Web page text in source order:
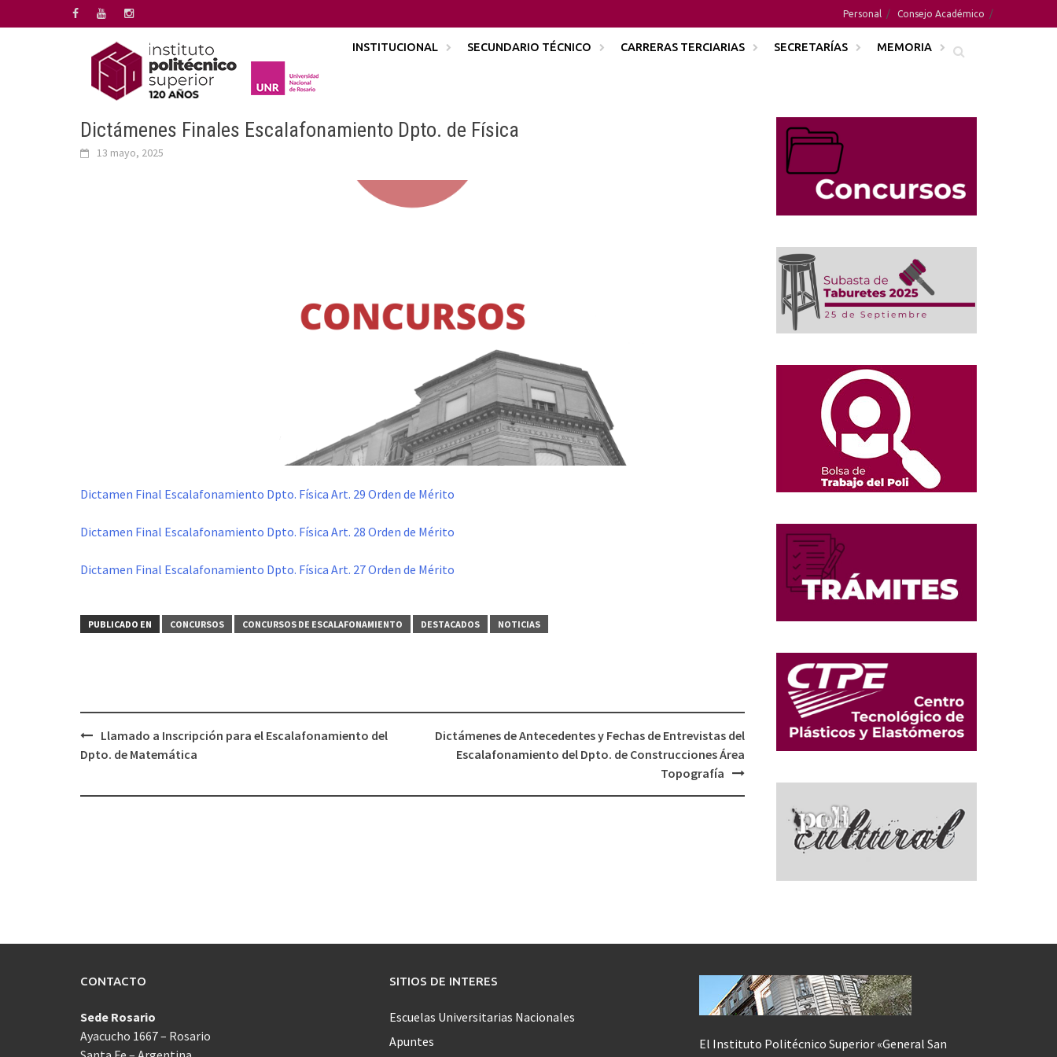
al
Personal Consejo Académico
INSTITUCIONAL SECUNDARIO TÉCNICO CARRERAS TERCIARIAS SECRETARÍAS MEMORIA
Dictámenes Finales Escalafonamiento Dpto. de Física
13 mayo, 2025
Dictamen Final Escalafonamiento Dpto. Física Art. 29 Orden de Mérito
Dictamen Final Escalafonamiento Dpto. Física Art. 28 Orden de Mérito
Dictamen Final Escalafonamiento Dpto. Física Art. 27 Orden de Mérito
PUBLICADO EN CONCURSOS CONCURSOS DE ESCALAFONAMIENTO DESTACADOS NOTICIAS
Navegación
de
Llamado a Inscripción para el Escalafonamiento del
Dpto. de Matemática
Dictámenes de Antecedentes y Fechas de Entrevistas del
Escalafonamiento del Dpto. de Construcciones Área
Topografía
CONTACTO
Sede Rosario
Ayacucho 1667 – Rosario
SITIOS DE INTERES
Escuelas Universitarias Nacionales
Apuntes
El Instituto Politécnico Superior «General San